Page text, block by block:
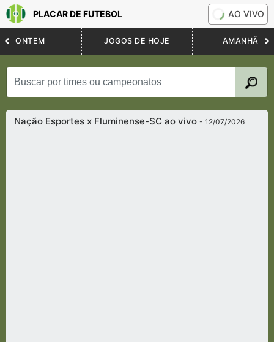
PLACAR DE FUTEBOL AO VIVO
ONTEM JOGOS DE HOJE AMANHÃ
Nação Esportes x Fluminense-SC ao vivo- 12/07/2026